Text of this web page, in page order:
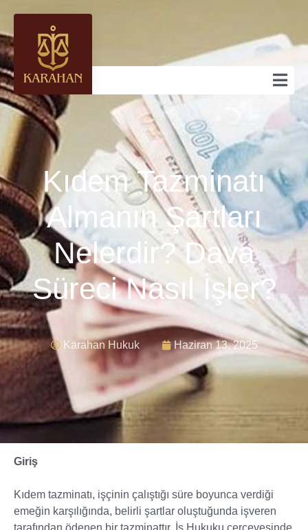
Kıdem Tazminatı
Almanın Şartları
Nelerdir? Dava
Süreci Nasıl İşler?
Karahan Hukuk Haziran 13, 2025
Giriş
Kıdem tazminatı, işçinin çalıştığı süre boyunca verdiği
emeğin karşılığında, belirli şartlar oluştuğunda işveren